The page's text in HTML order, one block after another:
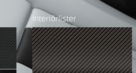
Interiörlister